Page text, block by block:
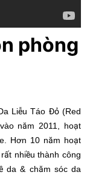
phòng
Liễu Táo Đỏ (Red
năm 2011, hoạt
Hơn 10 năm hoạt
nhiều thành công
da & chăm sóc da